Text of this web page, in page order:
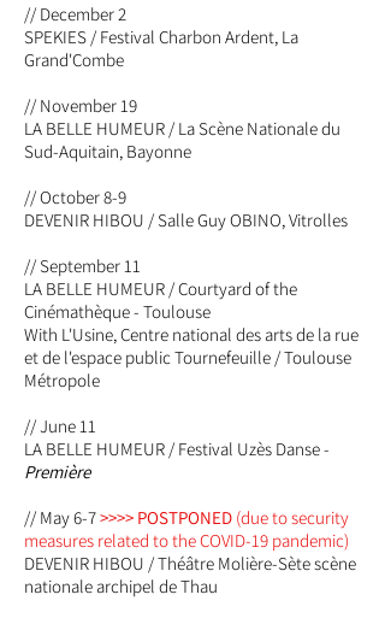
// December 2
SPEKIES / Festival Charbon Ardent, La
Grand'Combe
// November 19
LA BELLE HUMEUR / La Scène Nationale du
Sud-Aquitain, Bayonne
// October 8-9
DEVENIR HIBOU / Salle Guy OBINO, Vitrolles
// September 11
LA BELLE HUMEUR / Courtyard of the
Cinémathèque - Toulouse
With L'Usine, Centre national des arts de la rue
et de l'espace public Tournefeuille / Toulouse
Métropole
// June 11
LA BELLE HUMEUR / Festival Uzès Danse -
Première
// May 6-7>>>> POSTPONED (due to security
measures related to the COVID-19 pandemic)
DEVENIR HIBOU / Théâtre Molière-Sète scène
nationale archipel de Thau